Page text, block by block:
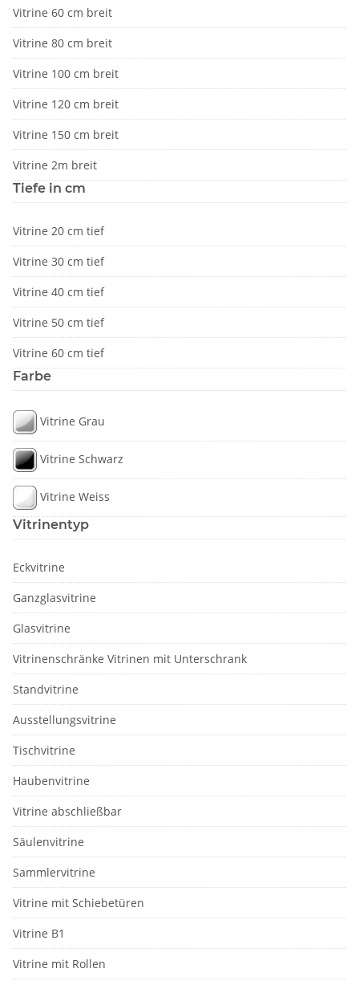
Vitrine 60 cm breit
Vitrine 80 cm breit
Vitrine 100 cm breit
Vitrine 120 cm breit
Vitrine 150 cm breit
Vitrine 2m breit
Tiefe in cm
Vitrine 20 cm tief
Vitrine 30 cm tief
Vitrine 40 cm tief
Vitrine 50 cm tief
Vitrine 60 cm tief
Farbe
Vitrine Grau
Vitrine Schwarz
Vitrine Weiss
Vitrinentyp
Eckvitrine
Ganzglasvitrine
Glasvitrine
Vitrinenschränke Vitrinen mit Unterschrank
Standvitrine
Ausstellungsvitrine
Tischvitrine
Haubenvitrine
Vitrine abschließbar
Säulenvitrine
Sammlervitrine
Vitrine mit Schiebetüren
Vitrine B1
Vitrine mit Rollen